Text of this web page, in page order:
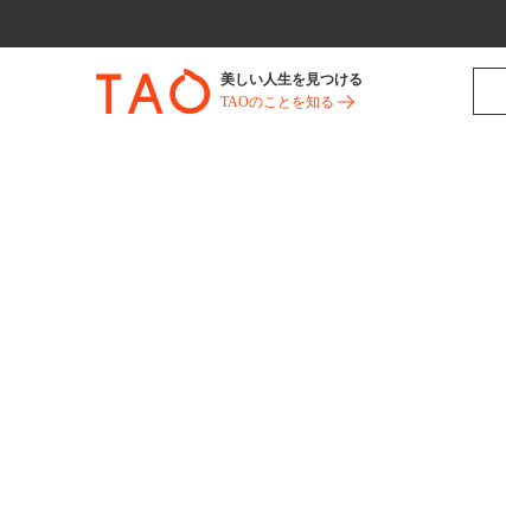
美しい人生を見つける
TAOのことを知る